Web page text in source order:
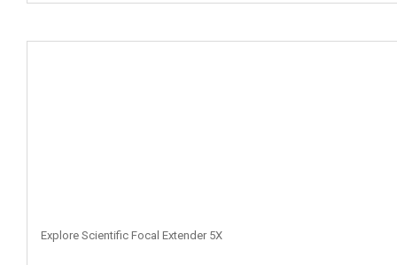
Explore Scientific Focal Extender 5X